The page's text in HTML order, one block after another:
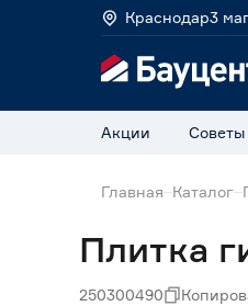
Краснодар3
Акции Советы
Главная Каталог
Плитка
250300490